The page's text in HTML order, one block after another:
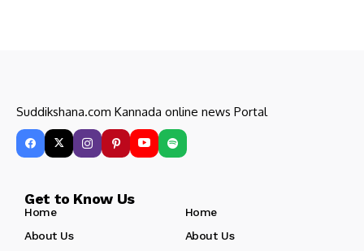
Suddikshana.com Kannada online news Portal
Get to Know Us
Home
Home
About Us
About Us